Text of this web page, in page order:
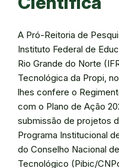
A Pró-Reitoria de
Instituto Federal de
Rio Grande do Norte
Tecnológica da Propi,
lhes confere o
com o Plano de Ação
submissão de projetos
Programa Institucional
do Conselho Nacional
Tecnológico (Pibic/